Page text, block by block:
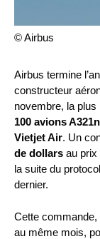
© Airbus
Airbus termine
constructeur
novembre, la
100 avions
Vietjet Air. Un
de dollars au prix
la suite du
dernier.
Cette commande,
au même mois,